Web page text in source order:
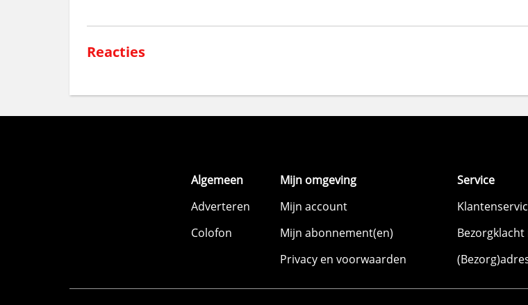
Reacties
Algemeen
Adverteren
Colofon
Mijn omgeving
Mijn account
Mijn abonnement(en)
Privacy en voorwaarden
Service